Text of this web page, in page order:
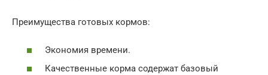
Преимущества готовых кормов:
Экономия времени.
Качественные корма содержат базовый